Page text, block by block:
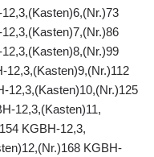
12,3,(Kasten)9,(Nr.)112
12,3,(Kasten)10,(Nr.)125
12,3,(Kasten)11,
KGBH-12,3,
KGBH-